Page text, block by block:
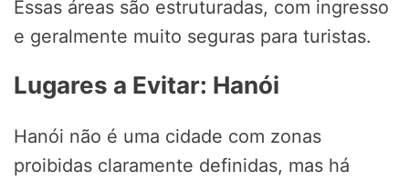
Essas áreas são estruturadas, com ingresso
e geralmente muito seguras para turistas.
Lugares a Evitar: Hanói
Hanói não é uma cidade com zonas
proibidas claramente definidas, mas há